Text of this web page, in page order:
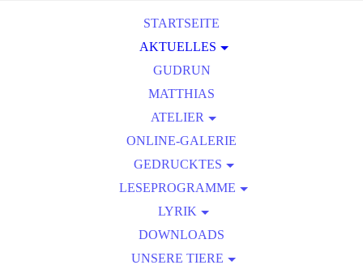
STARTSEITE
AKTUELLES
AUSSTELLUNGEN
FOTOS UND BERICHTE
GUDRUN
MATTHIAS
ATELIER
ZEICHENZIRKEL
ONLINE-GALERIE
GEDRUCKTES
KALENDER
LESEPROGRAMME
ONLINE-LESUNGEN
LYRIK
FOTOHAIKU/FOTOLYRIK
DOWNLOADS
UNSERE TIERE